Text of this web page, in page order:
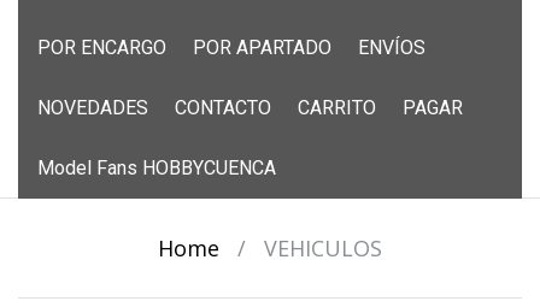
POR ENCARGO POR APARTADO ENVÍOS
NOVEDADES CONTACTO CARRITO PAGAR
Model Fans HOBBYCUENCA
Home / VEHICULOS